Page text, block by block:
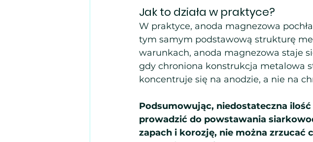
Jak to działa w praktyce?
W praktyce, anoda magnezowa
tym samym podstawową strukturę
warunkach, anoda magnezowa staje
gdy chroniona konstrukcja metalowa
koncentruje się na anodzie, a nie na
Podsumowując, niedostateczna
prowadzić do powstawania
zapach i korozję, nie można zrzucać